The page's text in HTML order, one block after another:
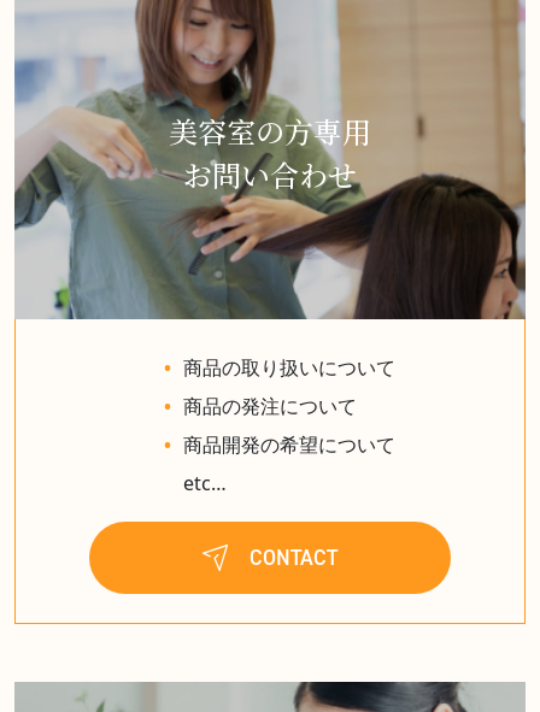
美容室の方専用
お問い合わせ
商品の取り扱いについて
商品の発注について
商品開発の希望について
etc…
CONTACT